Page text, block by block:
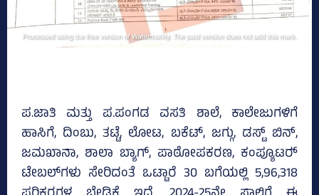
ಪ.ಜಾತಿ ಮತ್ತು ಪ.ಪಂಗಡ ವಸತಿ ಶಾಲೆ, ಕಾಲೇಜುಗಳಿಗೆ
ಹಾಸಿಗೆ, ದಿಂಬು, ತಟ್ಟೆ, ಲೋಟ, ಬಕೆಟ್‌, ಜಗ್ಗು, ಡಸ್ಟ್‌ ಬಿನ್‌,
ಜಮಖಾನಾ, ಶಾಲಾ ಬ್ಯಾಗ್‌, ಪಾಠೋಪಕರಣ, ಕಂಪ್ಯೂಟರ್‍‌
ಟೇಬಲ್‌ಗಳು ಸೇರಿದಂತೆ ಒಟ್ಟಾರೆ 30 ಬಗೆಯಲ್ಲಿ 5,96,318